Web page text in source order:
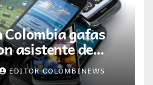
gafas
asistente de
EDITOR COLOMBINEWS